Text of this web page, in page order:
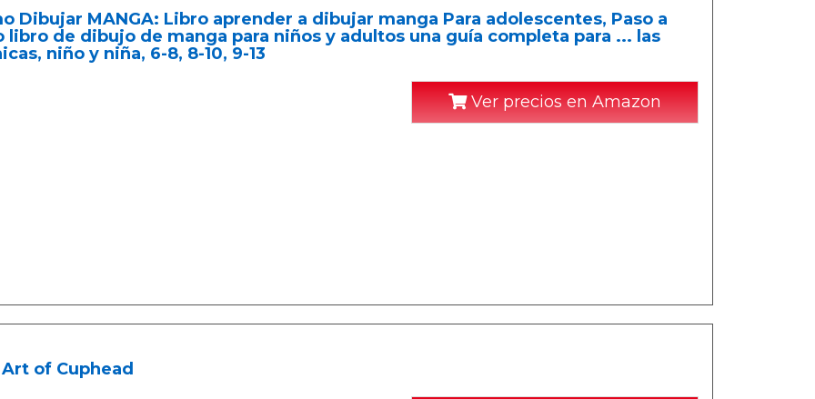
Dibujar MANGA: Libro aprender a dibujar manga Para adolescentes, Paso a
libro de dibujo de manga para niños y adultos una guía completa para ... las
niño y niña, 6-8, 8-10, 9-13
Ver precios en Amazon
of Cuphead